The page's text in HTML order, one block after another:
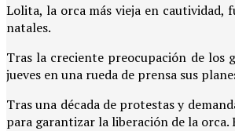
Lolita, la orca más vieja en cautividad,
natales.
Tras la creciente preocupación de los
jueves en una rueda de prensa sus
Tras una década de protestas y
para garantizar la liberación de la